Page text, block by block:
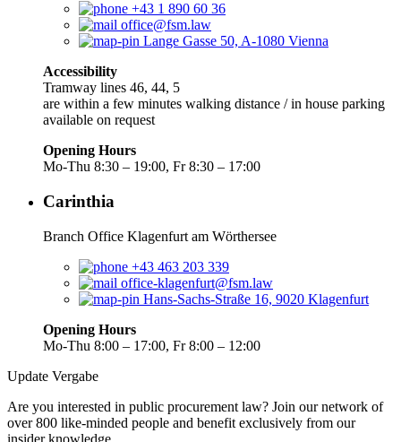
+43 1 890 60 36
office@fsm.law
Lange Gasse 50, A-1080 Vienna
Accessibility
Tramway lines 46, 44, 5
are within a few minutes walking distance / in house parking
available on request
Opening Hours
Mo-Thu 8:30 – 19:00, Fr 8:30 – 17:00
Carinthia
Branch Office Klagenfurt am Wörthersee
+43 463 203 339
office-klagenfurt@fsm.law
Hans-Sachs-Straße 16, 9020 Klagenfurt
Opening Hours
Mo-Thu 8:00 – 17:00, Fr 8:00 – 12:00
Update Vergabe
Are you interested in public procurement law? Join our network of
over 800 like-minded people and benefit exclusively from our
insider knowledge.